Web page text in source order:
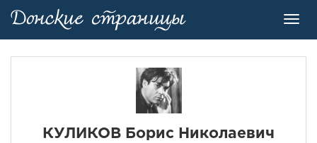
КУЛИКОВ Борис Николаевич